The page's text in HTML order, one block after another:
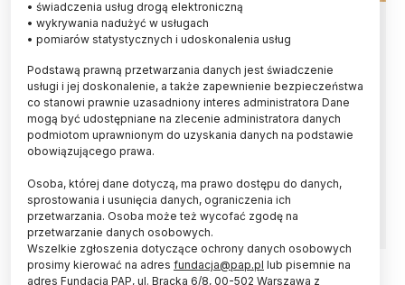
Brazylia/ Zrekonstruowano wygląd
jaszczurki sprzed 240 mln lat
Ekipa paleontologów z Brazylii
zrekonstruowała wygląd jaszczurki sprzed 240
mln lat, która żyła na terenie tego
południowoamerykańskiego kraju. Punktem
wyjścia do pracy naukowców był niewielki
fragment skamieliny czaszki nieznanego nauce
zwierzęcia.
• świadczenia usług drogą elektroniczną
• wykrywania nadużyć w usługach
• pomiarów statystycznych i udoskonalenia usług
Podstawą prawną przetwarzania danych jest świadczenie
usługi i jej doskonalenie, a także zapewnienie bezpieczeństwa
co stanowi prawnie uzasadniony interes administratora Dane
mogą być udostępniane na zlecenie administratora danych
podmiotom uprawnionym do uzyskania danych na podstawie
obowiązującego prawa.
Osoba, której dane dotyczą, ma prawo dostępu do danych,
sprostowania i usunięcia danych, ograniczenia ich
przetwarzania. Osoba może też wycofać zgodę na
przetwarzanie danych osobowych.
Wszelkie zgłoszenia dotyczące ochrony danych osobowych
prosimy kierować na adres fundacja@pap.pl lub pisemnie na
adres Fundacja PAP, ul. Bracka 6/8, 00-502 Warszawa z